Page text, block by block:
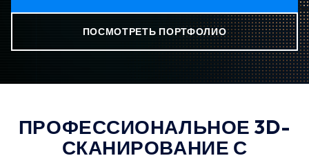
ПОСМОТРЕТЬ ПОРТФОЛИО
ПРОФЕССИОНАЛЬНОЕ 3D-
СКАНИРОВАНИЕ С